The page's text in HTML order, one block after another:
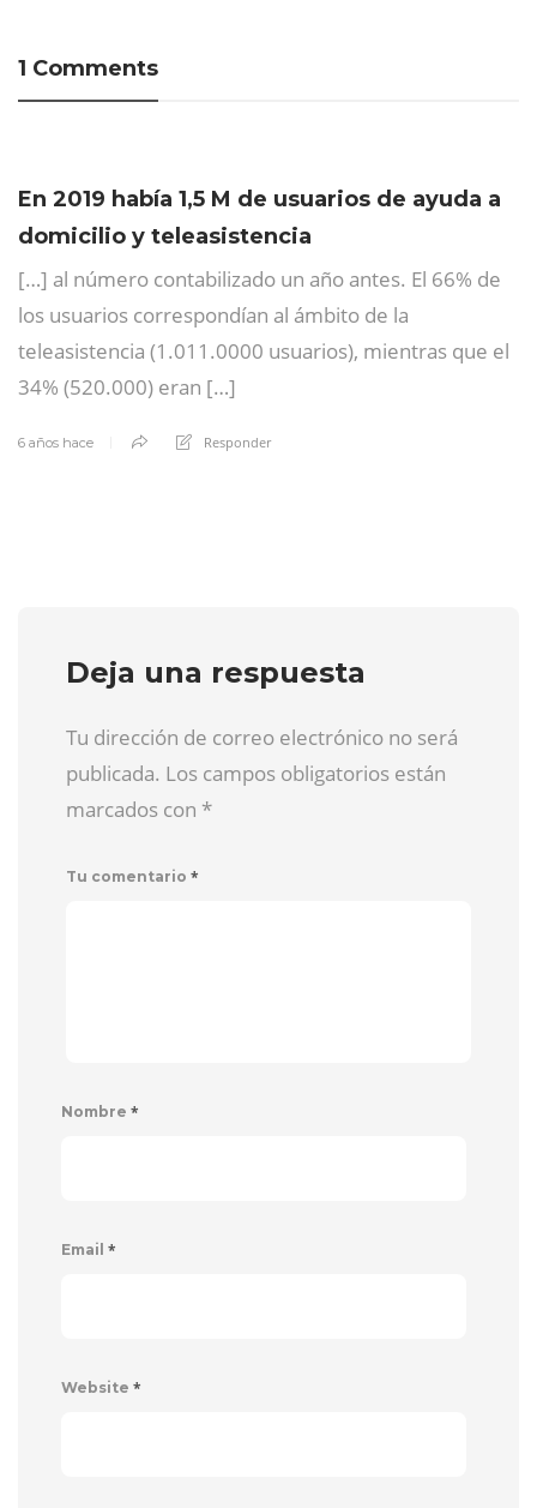
1 Comments
En 2019 había 1,5 M de usuarios de ayuda a
domicilio y teleasistencia
[…] al número contabilizado un año antes. El 66% de
los usuarios correspondían al ámbito de la
teleasistencia (1.011.0000 usuarios), mientras que el
34% (520.000) eran […]
6 años hace Responder
Deja una respuesta
Tu dirección de correo electrónico no será
publicada. Los campos obligatorios están
marcados con *
Tu comentario *
Nombre *
Email *
Website *